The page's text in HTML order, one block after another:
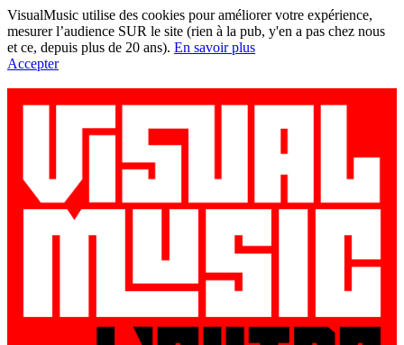
VisualMusic utilise des cookies pour améliorer votre expérience,
mesurer l’audience SUR le site (rien à la pub, y'en a pas chez nous
et ce, depuis plus de 20 ans). En savoir plus
Accepter